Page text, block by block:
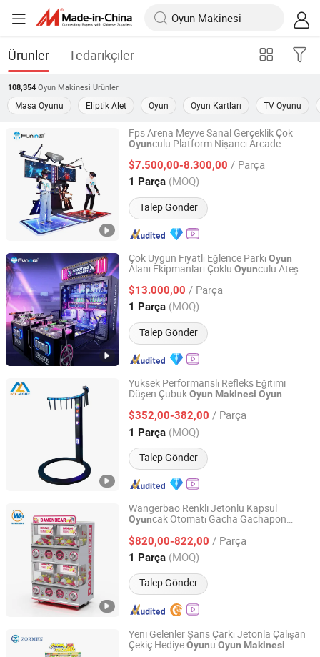
Ürünler Tedarikçiler
108,354 Oyun Makinesi Ürünler
Masa Oyunu Eliptik Alet Oyun Oyun Kartları TV Oyunu
Fps Arena Meyve Sanal Gerçeklik Çok
Oyunculu Platform Nişancı Arcade
$7.500,00-8.300,00 / Parça
1 Parça (MOQ)
Talep Gönder
Zhuoyuan Co., Ltd.
Guangdong, China Fiyat 2025
Çok Uygun Fiyatlı Eğlence Parkı Oyun
Alanı Ekipmanları Çoklu Oyunculu Ateş
$13.000,00 / Parça
1 Parça (MOQ)
Talep Gönder
Zhuoyuan Co., Ltd.
Guangdong, China Fiyat 2025
Yüksek Performanslı Refleks Eğitimi
Düşen ÇubukOyun Makinesi Oyun
$352,00-382,00 / Parça
1 Parça (MOQ)
Talep Gönder
Guangzhou Mei Yi Lian Anime Technology Co., Ltd.
Guangdong, China Fiyat 2026
Wangerbao Renkli Jetonlu Kapsül
Oyuncak Otomatı Gacha Gachapon
Parklarına Mükemmel
$820,00-822,00 / Parça
1 Parça (MOQ)
Talep Gönder
Guangzhou Wangerbao Software Development Co., Ltd.
Guangdong, China Fiyat 2025
Yeni Gelenler Şans Çarkı Jetonla Çalışan
Çekiç HediyeOyunu Oyun Makinesi
Guangzhou Zhuoman Animation Technology Co., Ltd.